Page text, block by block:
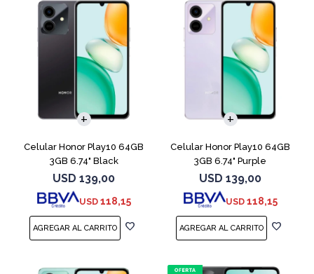
Celular Honor Play10 64GB
3GB 6.74" Black
USD 139,00
USD 118,15
COMPARAR
Celular Honor Play10 64GB
3GB 6.74" Purple
USD 139,00
USD 118,15
COMPARAR